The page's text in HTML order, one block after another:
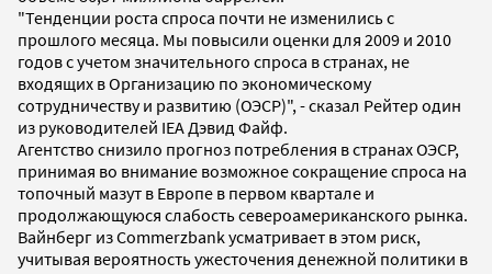
"Тенденции роста спроса почти не изменились с
прошлого месяца. Мы повысили оценки для 2009 и 2010
годов с учетом значительного спроса в странах, не
входящих в Организацию по экономическому
сотрудничеству и развитию (ОЭСР)", - сказал Рейтер один
из руководителей IEA Дэвид Файф.
Агентство снизило прогноз потребления в странах ОЭСР,
принимая во внимание возможное сокращение спроса на
топочный мазут в Европе в первом квартале и
продолжающуюся слабость североамериканского рынка.
Вайнберг из Commerzbank усматривает в этом риск,
учитывая вероятность ужесточения денежной политики в